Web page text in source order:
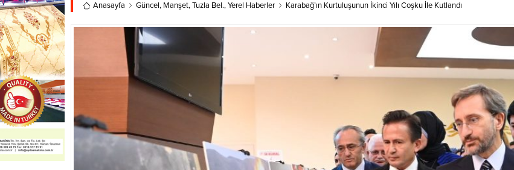
Anasayfa Güncel, Manşet,Tuzla Bel.,Yerel Haberler Karabağ’ın Kurtuluşunun İkinci Yılı Coşku İle Kutlandı